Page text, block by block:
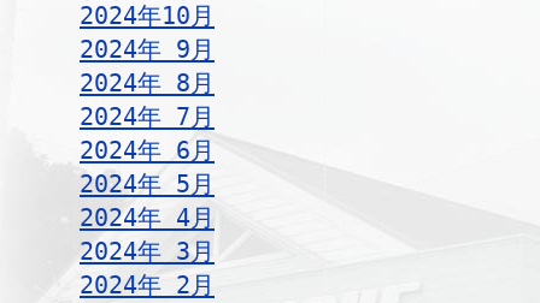
2024年10月
2024年 9月
2024年 8月
2024年 7月
2024年 6月
2024年 5月
2024年 4月
2024年 3月
2024年 2月